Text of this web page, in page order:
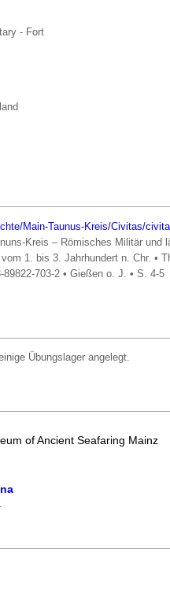
- Fort
Main-Taunus-Kreis/Civitas/
Kreis – Römisches Militär und
1. bis 3. Jahrhundert n. Chr. •
703-2 • Gießen o. J. • S. 4-5
Übungslager angelegt.
of Ancient Seafaring Mainz